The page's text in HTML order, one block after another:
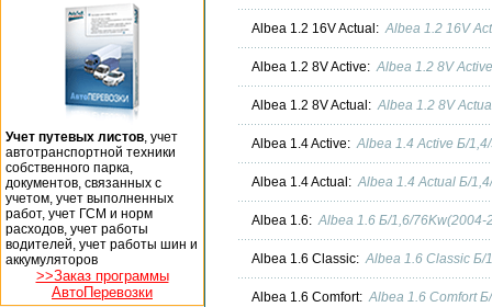
Учет путевых листов , учет
автотранспортной техники
собственного парка,
документов, связанных с
учетом, учет выполненных
работ, учет ГСМ и норм
расходов, учет работы
водителей, учет работы шин и
аккумуляторов
>>Заказ программы
АвтоПеревозки
Albea 1.2 16V Actual:Albea 1.2 16V
Albea 1.2 8V Active:Albea 1.2 8V
Albea 1.2 8V Actual:Albea 1.2 8V
Albea 1.4 Active:Albea 1.4 Active Б/
Albea 1.4 Actual:Albea 1.4 Actual Б/
Albea 1.6:Albea 1.6 Б/1,6/76Kw(2004-
Albea 1.6 Classic:Albea 1.6 Classic Б/
Albea 1.6 Comfort:Albea 1.6 Comfort